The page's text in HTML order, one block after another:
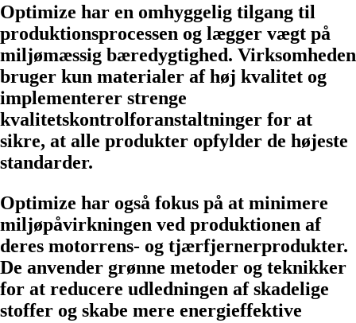
Optimize har en omhyggelig tilgang til
produktionsprocessen og lægger vægt på
miljømæssig bæredygtighed. Virksomheden
bruger kun materialer af høj kvalitet og
implementerer strenge
kvalitetskontrolforanstaltninger for at
sikre, at alle produkter opfylder de højeste
standarder.
Optimize har også fokus på at minimere
miljøpåvirkningen ved produktionen af
deres motorrens- og tjærfjernerprodukter.
De anvender grønne metoder og teknikker
for at reducere udledningen af skadelige
stoffer og skabe mere energieffektive